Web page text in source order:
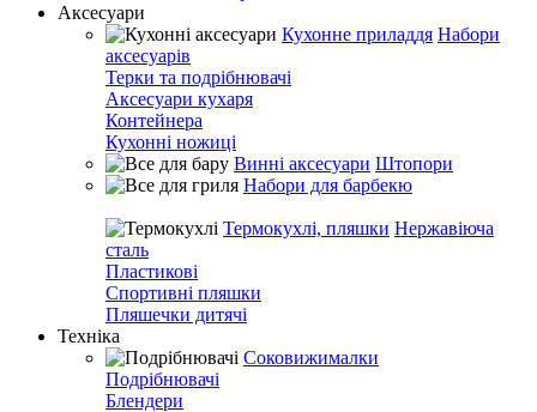
Аксесуари
Кухонне приладдя Набори
аксесуарів
Терки та подрібнювачі
Аксесуари кухаря
Контейнера
Кухонні ножиці
Винні аксесуари Штопори
Набори для барбекю
Термокухлі, пляшки Нержавіюча
сталь
Пластикові
Спортивні пляшки
Пляшечки дитячі
Техніка
Соковижималки
Подрібнювачі
Блендери